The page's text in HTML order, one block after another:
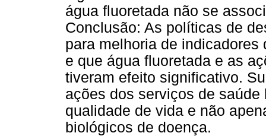
água fluoretada não se
Conclusão: As políticas de
para melhoria de
e que água fluoretada e as
tiveram efeito significativo.
ações dos serviços de
qualidade de vida e não
biológicos de doença.